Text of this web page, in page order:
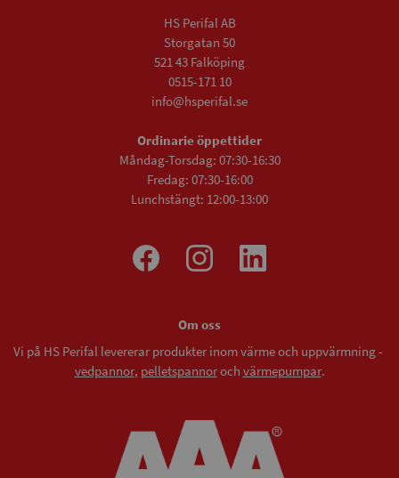
HS Perifal AB
Storgatan 50
521 43 Falköping
0515-171 10
info@hsperifal.se
Ordinarie öppettider
Måndag-Torsdag: 07:30-16:30
Fredag: 07:30-16:00
Lunchstängt: 12:00-13:00
Om oss
Vi på HS Perifal levererar produkter inom värme och uppvärmning -
vedpannor, pelletspannoroch värmepumpar.